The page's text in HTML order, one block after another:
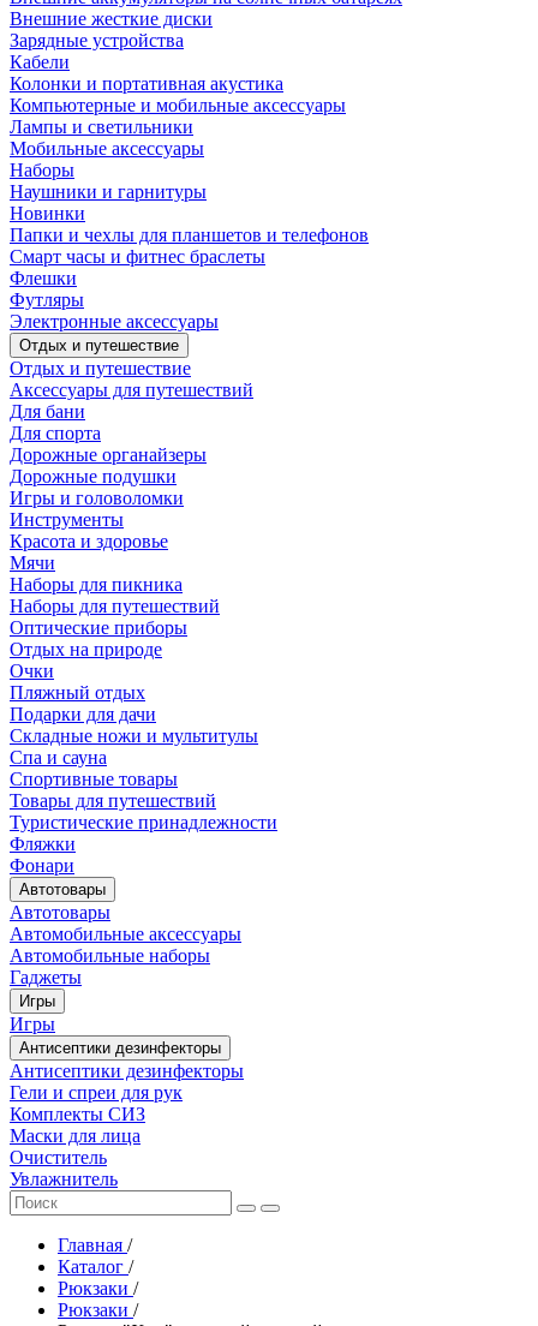
Внешние жесткие диски
Зарядные устройства
Кабели
Колонки и портативная акустика
Компьютерные и мобильные аксессуары
Лампы и светильники
Мобильные аксессуары
Наборы
Наушники и гарнитуры
Новинки
Папки и чехлы для планшетов и телефонов
Смарт часы и фитнес браслеты
Флешки
Футляры
Электронные аксессуары
Отдых и путешествие
Отдых и путешествие
Аксессуары для путешествий
Для бани
Для спорта
Дорожные органайзеры
Дорожные подушки
Игры и головоломки
Инструменты
Красота и здоровье
Мячи
Наборы для пикника
Наборы для путешествий
Оптические приборы
Отдых на природе
Очки
Пляжный отдых
Подарки для дачи
Складные ножи и мультитулы
Спа и сауна
Спортивные товары
Товары для путешествий
Туристические принадлежности
Фляжки
Фонари
Автотовары
Автотовары
Автомобильные аксессуары
Автомобильные наборы
Гаджеты
Игры
Игры
Антисептики дезинфекторы
Антисептики дезинфекторы
Гели и спреи для рук
Комплекты СИЗ
Маски для лица
Очиститель
Увлажнитель
Главная /
Каталог /
Рюкзаки /
Рюкзаки /